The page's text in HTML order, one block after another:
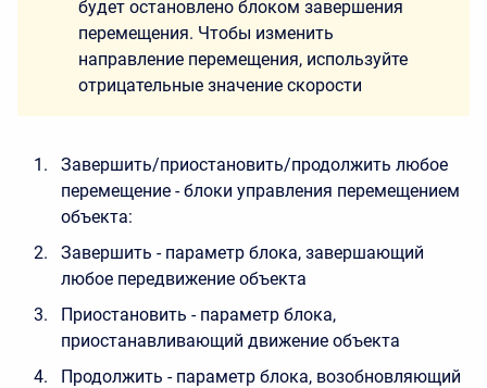
будет остановлено блоком завершения
перемещения. Чтобы изменить
направление перемещения, используйте
отрицательные значение скорости
Завершить/приостановить/продолжить любое
перемещение - блоки управления перемещением
объекта:
Завершить - параметр блока, завершающий
любое передвижение объекта
Приостановить - параметр блока,
приостанавливающий движение объекта
Продолжить - параметр блока, возобновляющий